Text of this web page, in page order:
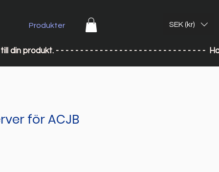
Produkter SEK (kr)
din produkt. - - - - - - - - - - - - - - - - - - - - - - - - - - - - -
för ACJB